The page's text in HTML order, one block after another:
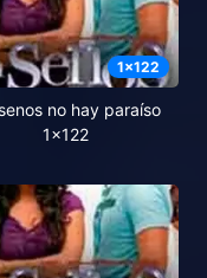
1x122
no hay paraíso
1x122